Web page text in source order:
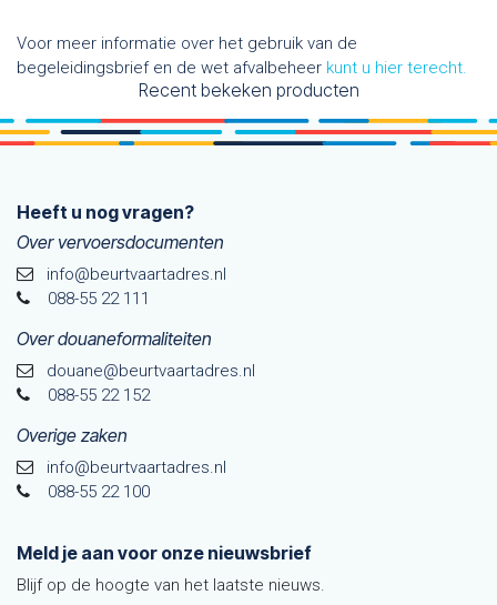
Voor meer informatie over het gebruik van de
begeleidingsbrief en de wet afvalbeheer kunt u hier terecht.
Recent bekeken producten
Heeft u nog vragen?
Over vervoersdocumenten
info@beurtvaartadres.nl
088-55 22 111
Over douaneformaliteiten
douane@beurtvaarta​dres.nl
088-55 22 152
Overige zaken
info@beurtvaartadres.nl
088-55 22 100
Meld je aan voor onze nieuwsbrief
Blijf op de hoogte van het laatste nieuws.